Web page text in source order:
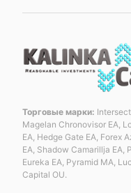
Торговые марки:
Magelan Chronovisor EA,
EA, Hedge Gate EA, Forex
EA, Shadow Camarillja EA,
Eureka EA, Pyramid MA,
Capital OU.